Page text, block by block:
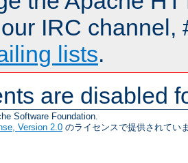
IRC channel,
lists.
are disabled
Software Foundation.
Version 2.0 のライセンスで提供されてい